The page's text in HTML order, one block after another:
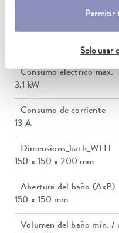
Permitir
Solo usar
Heating_range
Consumo eléctrico máx.
3,1 kW
Consumo de corriente
13 A
Dimensions_bath_WTH
150 x 150 x 200 mm
Abertura del baño (AxP)
150 x 150 mm
Volumen del baño mín. /